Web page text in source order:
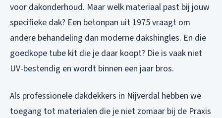
voor dakonderhoud. Maar welk materiaal past bij jouw
specifieke dak? Een betonpan uit 1975 vraagt om
andere behandeling dan moderne dakshingles. En die
goedkope tube kit die je daar koopt? Die is vaak niet
UV-bestendig en wordt binnen een jaar bros.
Als professionele dakdekkers in Nijverdal hebben we
toegang tot materialen die je niet zomaar bij de Praxis